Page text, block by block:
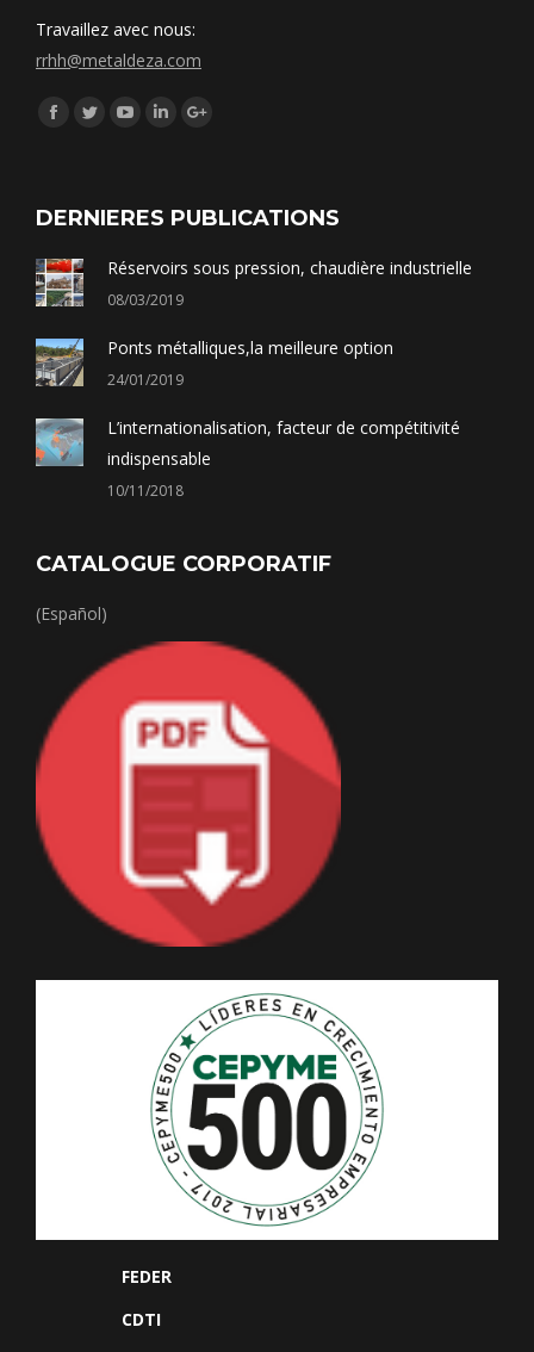
Travaillez avec nous:
rrhh@metaldeza.com
Síguenos en:
Facebook
TwitterYouTube
DERNIERES PUBLICATIONS
Réservoirs sous pression, chaudière industrielle
08/03/2019
Ponts métalliques,la meilleure option
24/01/2019
L’internationalisation, facteur de compétitivité
indispensable
10/11/2018
CATALOGUE CORPORATIF
(Español)
FEDER
CDTI